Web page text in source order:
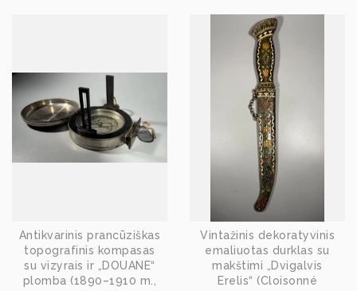
Antikvarinis prancūziškas
topografinis kompasas
su vizyrais ir „DOUANE“
plomba (1890–1910 m.,
Vintažinis dekoratyvinis
emaliuotas durklas su
makštimi „Dvigalvis
Erelis“ (Cloisonné